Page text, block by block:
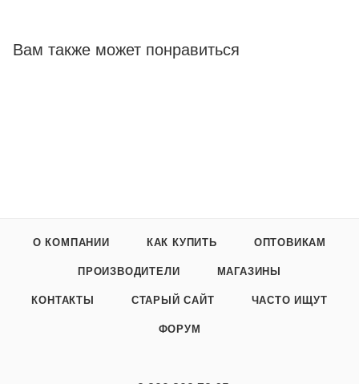
Вам также может понравиться
О КОМПАНИИ КАК КУПИТЬ ОПТОВИКАМ
ПРОИЗВОДИТЕЛИ МАГАЗИНЫ
КОНТАКТЫ СТАРЫЙ САЙТ ЧАСТО ИЩУТ
ФОРУМ